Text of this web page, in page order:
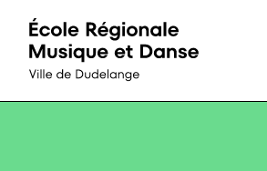
Accueil